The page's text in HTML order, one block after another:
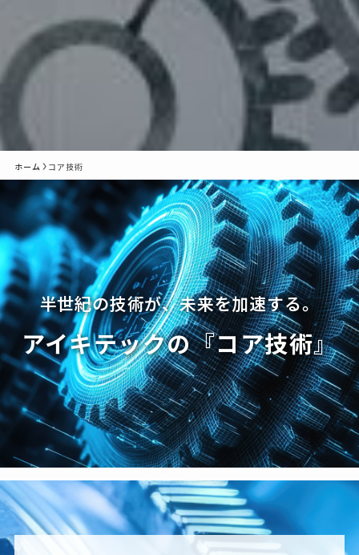
ホーム コア技術
半世紀の技術が、未来を加速する。
アイキテックの『コア技術』